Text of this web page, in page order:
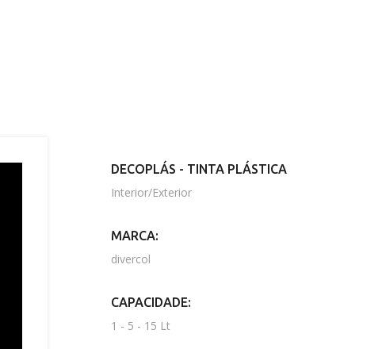
DECOPLÁS - TINTA PLÁSTICA
Interior/Exterior
MARCA:
divercol
CAPACIDADE:
1 - 5 - 15 Lt